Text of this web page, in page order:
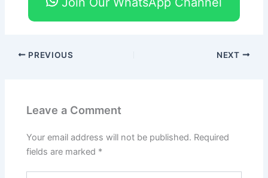
PREVIOUS NEXT
Leave a Comment
Your email address will not be published. Required
fields are marked *